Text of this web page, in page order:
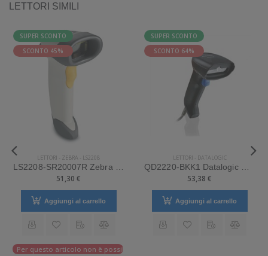
LETTORI SIMILI
SUPER SCONTO
SCONTO 45%
LETTORI - ZEBRA - LS2208
LS2208-SR20007R Zebra Mod. LS2208. Classificazione: Impugnabile.
51,30 €
Aggiungi al carrello
Per questo articolo non è possibile effettuare il reso
SUPER SCONTO
SCONTO 64%
LETTORI - DATALOGIC
QD2220-BKK1 Datalogic Classificazione: Impugnabile.
53,38 €
Aggiungi al carrello